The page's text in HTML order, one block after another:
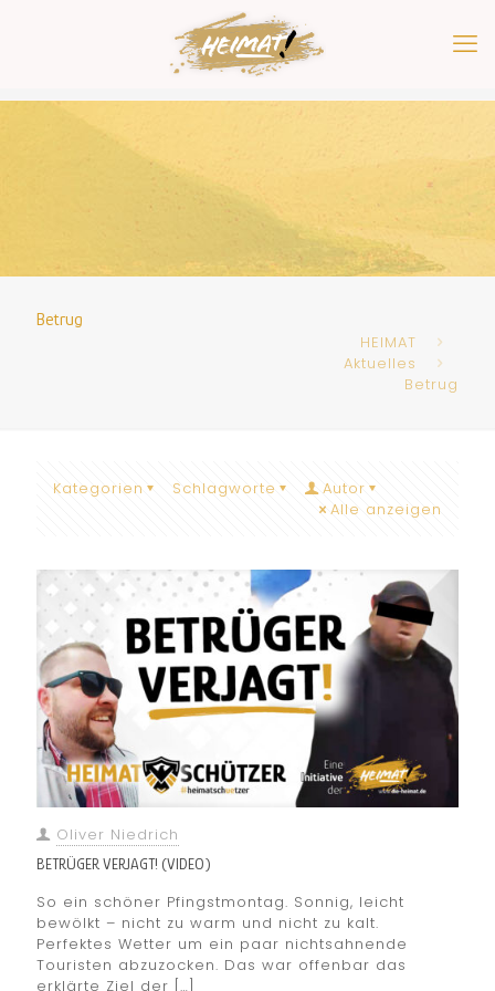
Betrug
HEIMAT
Aktuelles
Betrug
Kategorien Schlagworte
Autor
Alle anzeigen
Oliver Niedrich
BETRÜGER VERJAGT! (VIDEO)
So ein schöner Pfingstmontag. Sonnig, leicht
bewölkt – nicht zu warm und nicht zu kalt.
Perfektes Wetter um ein paar nichtsahnende
Touristen abzuzocken. Das war offenbar das
erklärte Ziel der […]